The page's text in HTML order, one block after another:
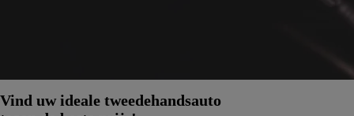
Vind uw ideale tweedehandsauto